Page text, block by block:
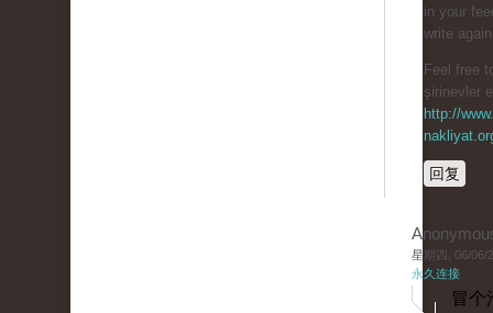
in your
write
Feel free
şirinevler
http://
回复
星期四, 06/06/
永久连接
冒个